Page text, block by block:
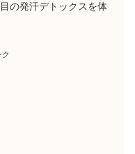
の発汗デトックスを体